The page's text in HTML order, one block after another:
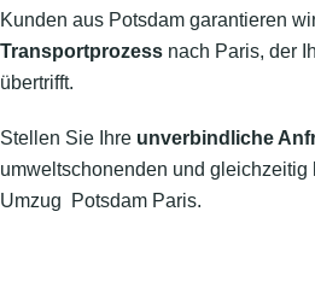
Kunden aus Potsdam garantieren
Transportprozess nach Paris, der
übertrifft.
Stellen Sie Ihre unverbindliche
umweltschonenden und
Umzug Potsdam Paris.